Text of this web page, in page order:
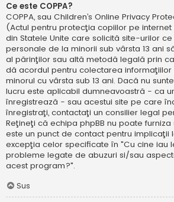
Ce este COPPA?
COPPA, sau Children’s Online Privacy
(Actul pentru protecţia copiilor pe internet
din Statele Unite care solicită site-urilor
personale de la minorii sub vârsta 13 ani
al părinţilor sau altă metodă legală prin
dă acordul pentru colectarea
minorul cu vârsta sub 13 ani. Dacă nu
lucru este aplicabil dumneavoastră - ca
înregistrează - sau acestui site pe care
înregistraţi, contactaţi un consilier legal
Reţineţi că echipa phpBB nu poate furniza
este un punct de contact pentru implicaţii
excepţia celor specificate în "Cu cine iau
probleme legate de abuzuri si/sau
acest program?".
Sus